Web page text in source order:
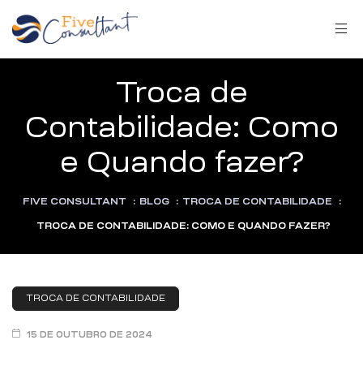
Troca de
Contabilidade: Como
e Quando fazer?
FIVE CONSULTANT : BLOG : TROCA DE CONTABILIDADE :
TROCA DE CONTABILIDADE: COMO E QUANDO FAZER?
TROCA DE CONTABILIDADE
15 DE OUTUBRO DE 2024